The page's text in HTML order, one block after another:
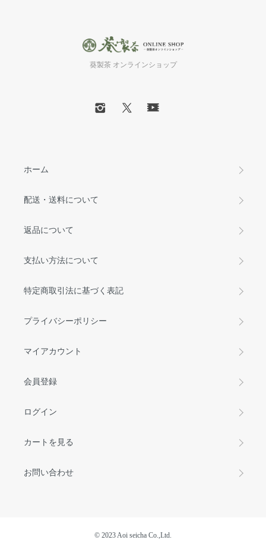
葵製茶 オンラインショップ
ホーム
配送・送料について
返品について
支払い方法について
特定商取引法に基づく表記
プライバシーポリシー
マイアカウント
会員登録
ログイン
カートを見る
お問い合わせ
©︎ 2023 Aoi seicha Co.,Ltd.